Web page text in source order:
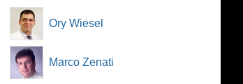
Ory Wiesel
Marco Zenati